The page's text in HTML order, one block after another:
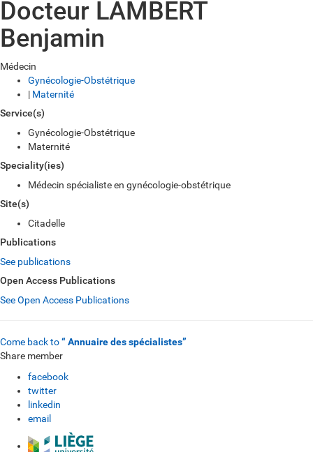
Docteur LAMBERT
Benjamin
Médecin
Gynécologie-Obstétrique
| Maternité
Service(s)
Gynécologie-Obstétrique
Maternité
Speciality(ies)
Médecin spécialiste en gynécologie-obstétrique
Site(s)
Citadelle
Publications
See publications
Open Access Publications
See Open Access Publications
Come back to“ Annuaire des spécialistes”
Share member
facebook
twitter
linkedin
email